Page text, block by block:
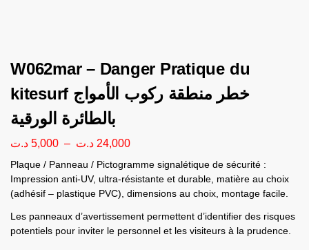
W062mar – Danger Pratique du
kitesurf خطر منطقة ركوب الأمواج
بالطائرة الورقية
5,000 د.ت – 24,000 د.ت
Plaque / Panneau / Pictogramme signalétique de sécurité :
Impression anti-UV, ultra-résistante et durable, matière au choix
(adhésif – plastique PVC), dimensions au choix, montage facile.
Les panneaux d’avertissement permettent d’identifier des risques
potentiels pour inviter le personnel et les visiteurs à la prudence.